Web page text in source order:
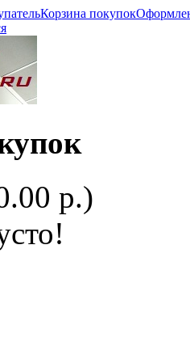
Корзина покупок
р.)